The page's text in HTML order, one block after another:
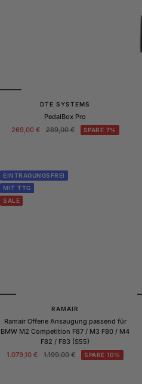
DTE SYSTEMS
PedalBox Pro
Angebotspreis
269,00 €
Regulärer
289,00 € SPARE 7%
EINTRAGUNGSFREI
MIT TTG
SALE
RAMAIR
Ramair Offene Ansaugung passend für
BMW M2 Competition F87 / M3 F80 / M4
F82 / F83 (S55)
Angebotspreis
1.079,10 €
Regulärer
1.199,00 € SPARE 10%